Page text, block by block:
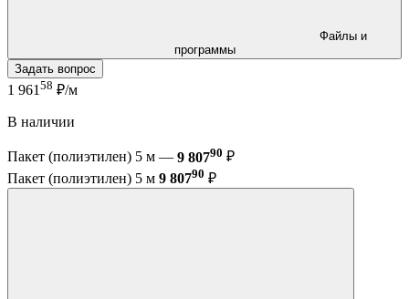
программы
Задать вопрос
1 961 58 ₽/м
В наличии
Пакет (полиэтилен) 5 м — 9 80790 ₽
Пакет (полиэтилен) 5 м 9 80790 ₽